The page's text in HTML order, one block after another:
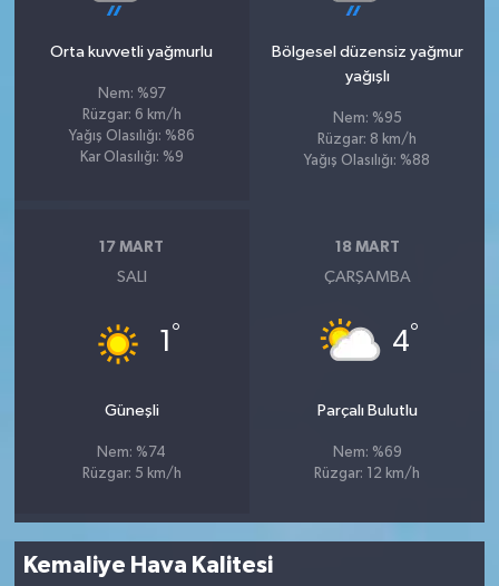
Orta kuvvetli yağmurlu
Nem: %97
Rüzgar: 6 km/h
Yağış Olasılığı: %86
Kar Olasılığı: %9
Bölgesel düzensiz yağmur
yağışlı
Nem: %95
Rüzgar: 8 km/h
Yağış Olasılığı: %88
17 MART
SALI
1 °
Güneşli
Nem: %74
Rüzgar: 5 km/h
18 MART
ÇARŞAMBA
4°
Parçalı Bulutlu
Nem: %69
Rüzgar: 12 km/h
Kemaliye Hava Kalitesi